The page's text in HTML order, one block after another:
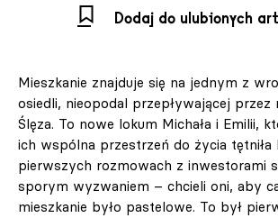
Dodaj do ulubionych
Mieszkanie znajduje się na jednym z
osiedli, nieopodal przepływającej przez
Ślęza. To nowe lokum Michała i Emilii,
ich wspólna przestrzeń do życia tętniła
pierwszych rozmowach z inwestorami
sporym wyzwaniem – chcieli oni, aby
mieszkanie było pastelowe. To był